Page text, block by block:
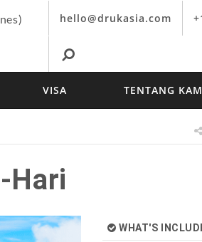
hello@drukasia.com
VISA TENTANG
Hari
WHAT'S